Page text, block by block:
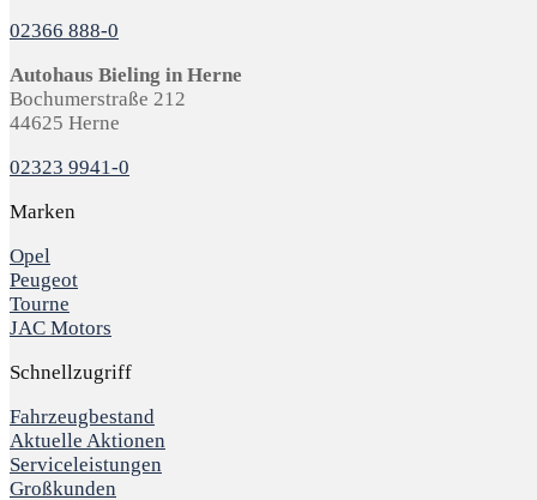
02366 888-0
Autohaus Bieling in Herne
Bochumerstraße 212
44625 Herne
02323 9941-0
Marken
Opel
Peugeot
Tourne
JAC Motors
Schnellzugriff
Fahrzeugbestand
Aktuelle Aktionen
Serviceleistungen
Großkunden